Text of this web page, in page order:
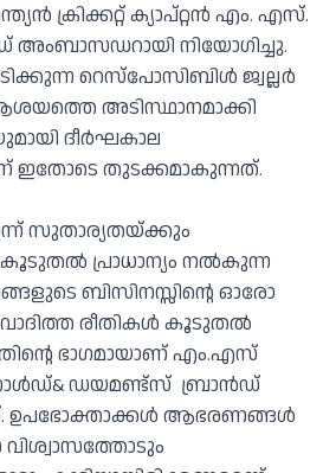
ക്രിക്കറ്റ് ക്യാപ്റ്റന്‍ എം. എസ്.
നിയോഗിച്ചു.
റെസ്‌പോസിബിള്‍ ജ്വല്ലര്‍
അടിസ്ഥാനമാക്കി
ദീര്‍ഘകാല
ഇതോടെ തുടക്കമാകുന്നത്.
സുതാര്യതയ്ക്കും
കൂടുതല്‍ പ്രാധാന്യം നല്‍കുന്ന
ബിസിനസ്സിന്റെ ഓരോ
രീതികള്‍ കൂടുതല്‍
ഭാഗമായാണ് എം.എസ്
ഡയമണ്ട്‌സ് ബ്രാന്‍ഡ്
ഉപഭോക്താക്കള്‍ ആഭരണങ്ങള്‍